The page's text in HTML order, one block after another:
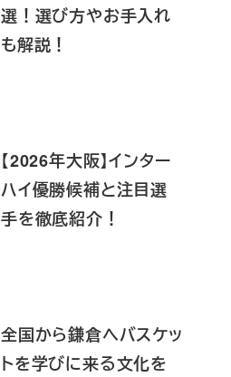
選！選び方やお手入れ
も解説！
【2026年大阪】インター
ハイ優勝候補と注目選
手を徹底紹介！
全国から鎌倉へバスケッ
トを学びに来る文化を